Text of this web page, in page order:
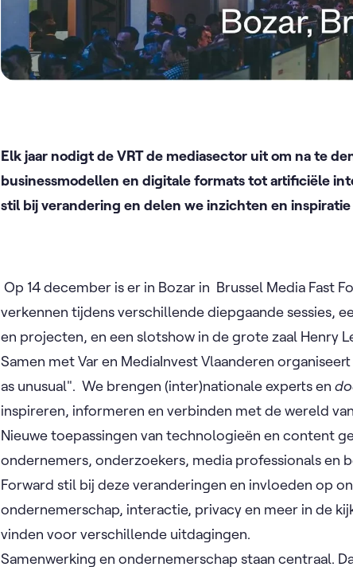
Elk jaar nodigt de VRT de mediasector uit om na te
businessmodellen en digitale formats tot artificiële
stil bij verandering en delen we inzichten en
Op 14 december is er in Bozar in Brussel Media Fast
verkennen tijdens verschillende diepgaande sessies,
en projecten, en een slotshow in de grote zaal Henry
Samen met Var en MediaInvest Vlaanderen
as unusual". We brengen (inter)nationale experts en
inspireren, informeren en verbinden met de wereld
Nieuwe toepassingen van technologieën en content
ondernemers, onderzoekers, media professionals en
Forward stil bij deze veranderingen en invloeden op
ondernemerschap, interactie, privacy en meer in de
vinden voor verschillende uitdagingen.
Samenwerking en ondernemerschap staan centraal.